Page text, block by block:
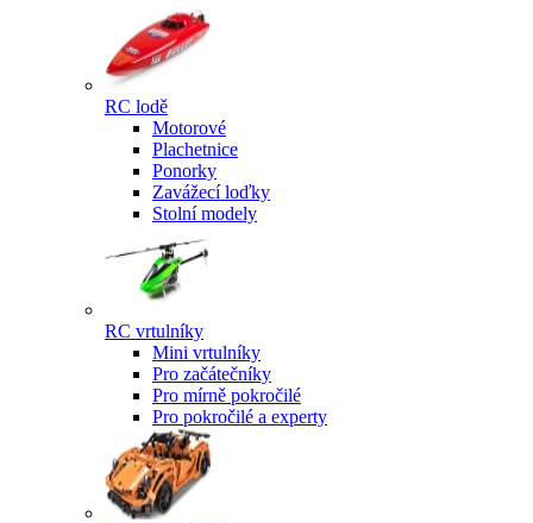
RC lodě
Motorové
Plachetnice
Ponorky
Zavážecí loďky
Stolní modely
RC vrtulníky
Mini vrtulníky
Pro začátečníky
Pro mírně pokročilé
Pro pokročilé a experty